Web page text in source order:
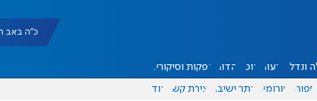
כ"ה באב תשפ"ו
ונדל"ן דעות אוכל יהדות הפקות וסיקורים
ספורט פורומים אתר ישיבה יצירת קשר עוד